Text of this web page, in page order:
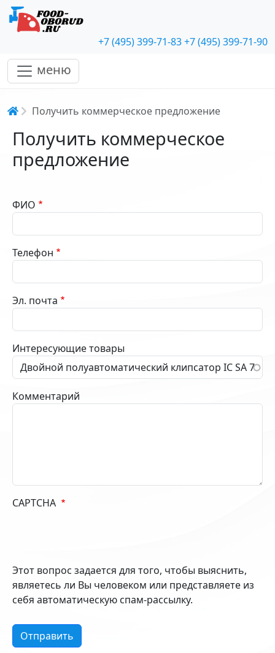
+7 (495) 399-71-83+7 (495) 399-71-90
меню
Строка навигации
Получить коммерческое предложение
Получить коммерческое
предложение
ФИО
Телефон
Эл. почта
Интересующие товары
Комментарий
CAPTCHA
Этот вопрос задается для того, чтобы выяснить,
являетесь ли Вы человеком или представляете из
себя автоматическую спам-рассылку.